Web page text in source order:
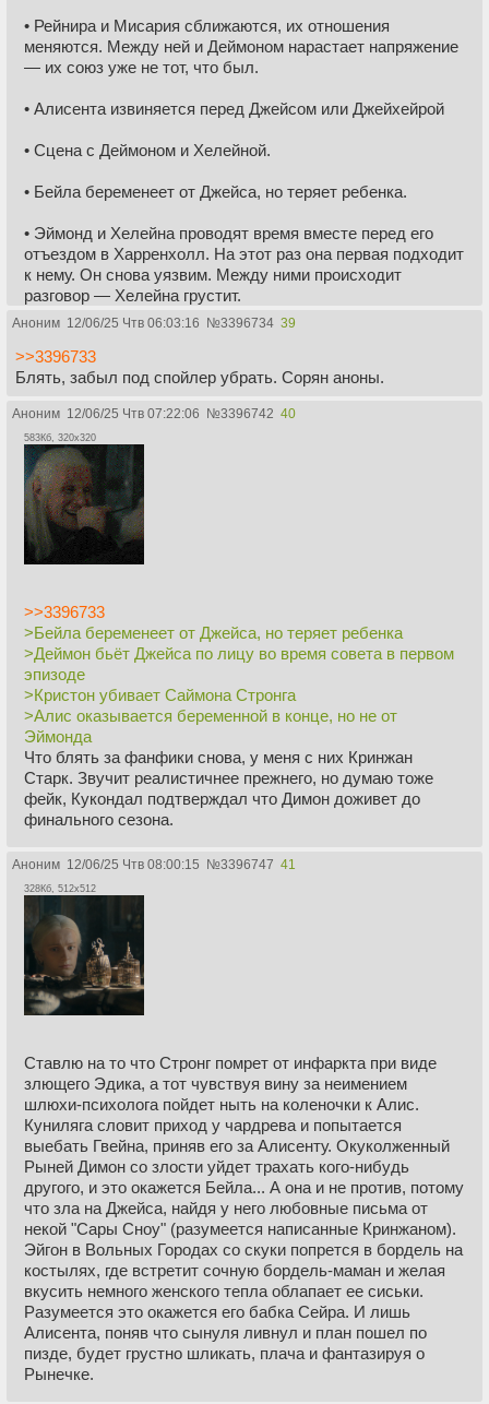
• Рейнира и Мисария сближаются, их отношения
меняются. Между ней и Деймоном нарастает напряжение
— их союз уже не тот, что был.
• Алисента извиняется перед Джейсом или Джейхейрой
• Сцена с Деймоном и Хелейной.
• Бейла беременеет от Джейса, но теряет ребенка.
• Эймонд и Хелейна проводят время вместе перед его
отъездом в Харренхолл. На этот раз она первая подходит
к нему. Он снова уязвим. Между ними происходит
разговор — Хелейна грустит.
• Будет откровенная секс-сцена с Деймоном и Рейнирой.
• Перед отъездом в Харренхолл Эймонд заключает в
тюрьму свою проститутку. Позже, Алисента поговорит с
ней об Эймонде. Она признается, что Эймонд сожалел о
смерти Люка, и Алисента чувствует себя ужасно из-за
того, что бросила обоих сыновей.
• Флешбэки юности Рейниры и Алисенты.
• Прибытие Рейниры в Королевскую Гавань на драконе
будет столь же эпичным, как у Дейнерис.
• Сцена с обнажённой Алис.
• Деймон бьёт Джейса по лицу во время совета в первом
эпизоде, что усиливает напряжённость между ним и
Рейнирой.
• Эймонд может повторить свою фразу из первого сезона,
обращаясь к Хелейне перед отъездом: «Я исполню свой
долг».
• Кристон убивает Саймона Стронга. Он ненавидит
Харренхолл и не доверяет Алис. Отношения с Эймондом
напряжённые, и его начинают посещать видения юной
Рейниры. Мы увидим, как он окончательно теряет себя,
пока в конце концов не покидает крепость и не попадает в
плен.
сломлен.
• Эймонд видит видения: Деймон, Эйгон, Джейхейрис,
Хелейна и даже Алисента с Кристоном. Он ссорится с
ним, и после этого всё становится настолько плохо, что
Эймонд начинает искать утешения у Алис.
• Финал разворачивается у Божьего Ока. Деймон
погибает, доказывая свою любовь и верность Рейнире.
Эймонд умирает в одиночестве и страхе. В последний
момент ему является видение — говорят, это снова
Дейнерис.
• Ходят слухи, что в тот же день погибает и Хелейна.
• Алис оказывается беременной в конце, но не от
Аноним 12/06/25 Чтв 06:03:16 №3396734 39
>>3396733
Блять, забыл под спойлер убрать. Сорян аноны.
Аноним 12/06/25 Чтв 07:22:06 №3396742 40
583Кб, 320x320
>>3396733
>Бейла беременеет от Джейса, но теряет ребенка
>Деймон бьёт Джейса по лицу во время совета в первом
эпизоде
>Кристон убивает Саймона Стронга
>Алис оказывается беременной в конце, но не от
Эймонда
Что блять за фанфики снова, у меня с них Кринжан
Старк. Звучит реалистичнее прежнего, но думаю тоже
фейк, Кукондал подтверждал что Димон доживет до
финального сезона.
Аноним 12/06/25 Чтв 08:00:15 №3396747 41
328Кб, 512x512
Ставлю на то что Стронг помрет от инфаркта при виде
злющего Эдика, а тот чувствуя вину за неимением
шлюхи-психолога пойдет ныть на коленочки к Алис.
Куниляга словит приход у чардрева и попытается
выебать Гвейна, приняв его за Алисенту. Окуколженный
Рыней Димон со злости уйдет трахать кого-нибудь
другого, и это окажется Бейла... А она и не против, потому
что зла на Джейса, найдя у него любовные письма от
некой "Сары Сноу" (разумеется написанные Кринжаном).
Эйгон в Вольных Городах со скуки попрется в бордель на
костылях, где встретит сочную бордель-маман и желая
вкусить немного женского тепла облапает ее сиськи.
Разумеется это окажется его бабка Сейра. И лишь
Алисента, поняв что сынуля ливнул и план пошел по
пизде, будет грустно шликать, плача и фантазируя о
Рынечке.